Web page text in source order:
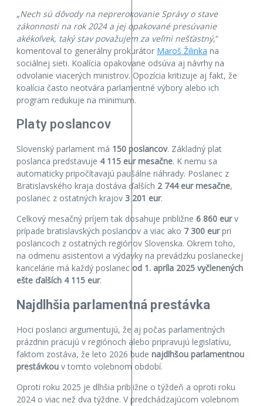
„Nech sú dôvody na neprerokovanie Správy o stave
zákonnosti na rok 2024 a jej opakované presúvanie
akékoľvek, taký stav považujem za veľmi nešťastný,“
komentoval to generálny prokurátor Maroš Žilinka na
sociálnej sieti. Koalícia opakovane odsúva aj návrhy na
odvolanie viacerých ministrov. Opozícia kritizuje aj fakt, že
koalícia často neotvára parlamentné výbory alebo ich
program redukuje na minimum.
Platy poslancov
Slovenský parlament má 150 poslancov. Základný plat
poslanca predstavuje 4 115 eur mesačne. K nemu sa
automaticky pripočítavajú paušálne náhrady. Poslanec z
Bratislavského kraja dostáva ďalších 2 744 eur mesačne,
poslanec z ostatných krajov 3 201 eur.
Celkový mesačný príjem tak dosahuje približne 6 860 eurv
prípade bratislavských poslancov a viac ako 7 300 eurpri
poslancoch z ostatných regiónov Slovenska. Okrem toho,
na odmenu asistentovi a výdavky na prevádzku poslaneckej
kancelárie má každý poslanec od 1. apríla 2025 vyčlenených
ešte ďalších 4 115 eur.
Najdlhšia parlamentná prestávka
Hoci poslanci argumentujú, že aj počas parlamentných
prázdnin pracujú v regiónoch alebo pripravujú legislatívu,
faktom zostáva, že leto 2026 bude najdlhšou parlamentnou
prestávkou v tomto volebnom období.
Oproti roku 2025 je dlhšia približne o týždeň a oproti roku
2024 o viac než dva týždne. V predchádzajúcom volebnom